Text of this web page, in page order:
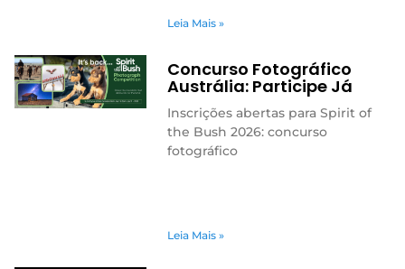
Leia Mais »
Concurso Fotográfico
Austrália: Participe Já
Inscrições abertas para Spirit of
the Bush 2026: concurso
fotográfico
Leia Mais »